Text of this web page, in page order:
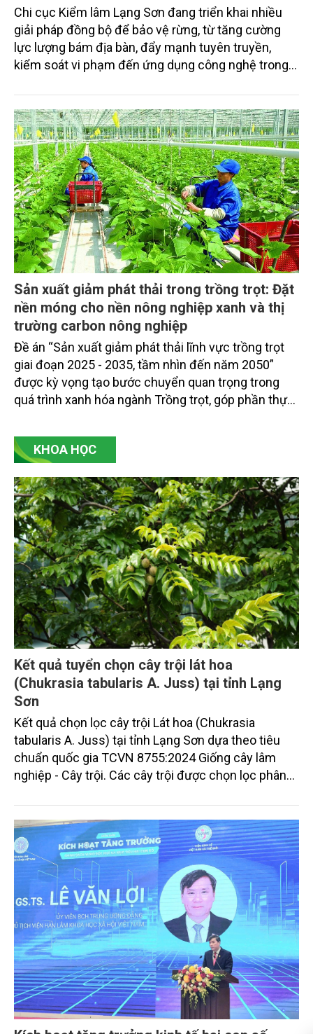
Chi cục Kiểm lâm Lạng Sơn đang triển khai nhiều
giải pháp đồng bộ để bảo vệ rừng, từ tăng cường
lực lượng bám địa bàn, đẩy mạnh tuyên truyền,
kiểm soát vi phạm đến ứng dụng công nghệ trong
Sản xuất giảm phát thải trong trồng trọt: Đặt
nền móng cho nền nông nghiệp xanh và thị
trường carbon nông nghiệp
Đề án “Sản xuất giảm phát thải lĩnh vực trồng trọt
giai đoạn 2025 - 2035, tầm nhìn đến năm 2050”
được kỳ vọng tạo bước chuyển quan trọng trong
quá trình xanh hóa ngành Trồng trọt, góp phần thực
đồng thời mở ra cơ hội hình thành thị trường sản
phẩm phát thải thấp và tín chỉ carbon trong nông
KHOA HỌC
Kết quả tuyển chọn cây trội lát hoa
(Chukrasia tabularis A. Juss) tại tỉnh Lạng
Sơn
Kết quả chọn lọc cây trội Lát hoa (Chukrasia
tabularis A. Juss) tại tỉnh Lạng Sơn dựa theo tiêu
chuẩn quốc gia TCVN 8755:2024 Giống cây lâm
nghiệp - Cây trội. Các cây trội được chọn lọc phân
sinh trưởng, hình thái và sức khỏe so với các cây
xung quanh, với độ vượt trội về đường kính ngang
ngực vượt từ 25,5% đến 90,7%, chiều cao vút ngọn
vượt từ 10,4% - 35,3% và chiều cao dưới cành vượt
từ 12,7% đến 112,5%. Những cây này có thân thẳng,
tròn đều, cành nhỏ và sinh trưởng tốt, không bị sâu
bệnh, đáp ứng đầy đủ tiêu chuẩn để làm nguồn
giống. Các cây trội Lát hoa này đã được Chi cục
kiểm lâm tỉnh Lạng Sơn công nhận nguồn giống cây
trồng Lâm nghiệp theo Quyết định số 59/QĐ-KL
ngày 03/12/2024. Đây là nguồn giống chất lượng
cao, có khả năng chống chịu sâu bệnh, phục vụ
nhân giống, trồng rừng ở Việt Nam.